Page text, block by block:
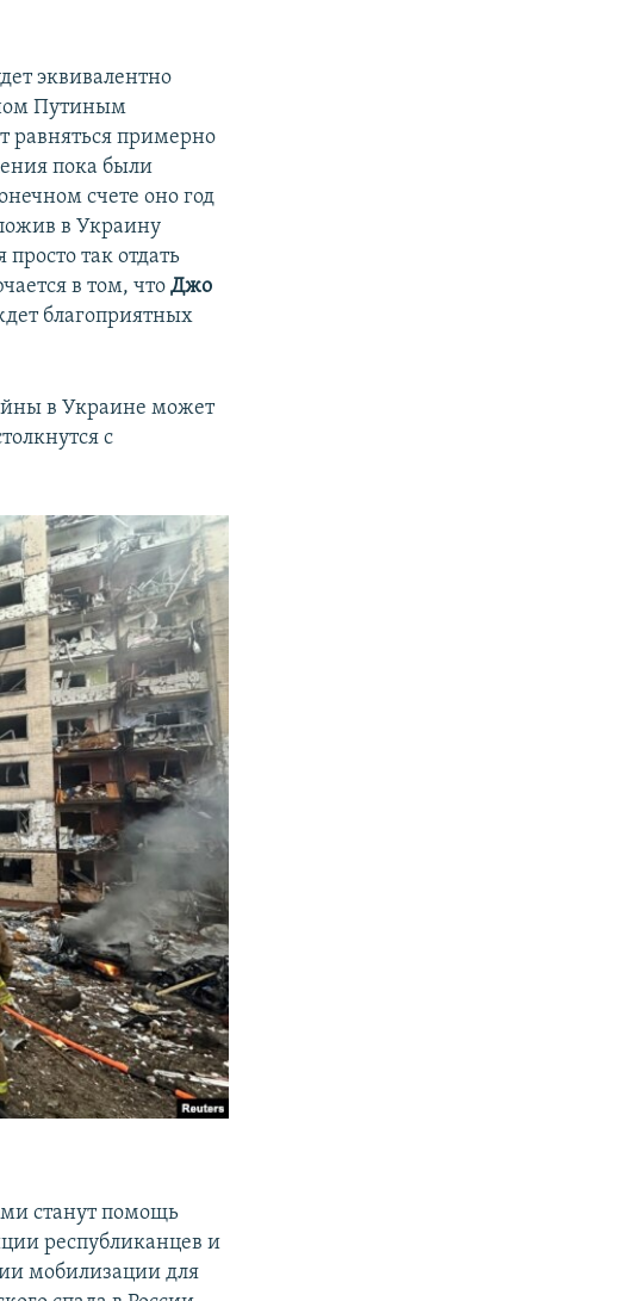
эквивалентно
Путиным
равняться примерно
пока были
счете оно год
в Украину
так отдать
в том, чтоДжо
благоприятных
в Украине может
с
станут помощь
республиканцев и
мобилизации для